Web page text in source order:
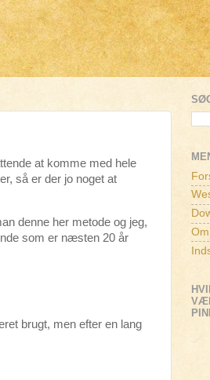
at komme med hele
så er der jo noget at
denne her metode og jeg,
som er næsten 20 år
brugt, men efter en lang